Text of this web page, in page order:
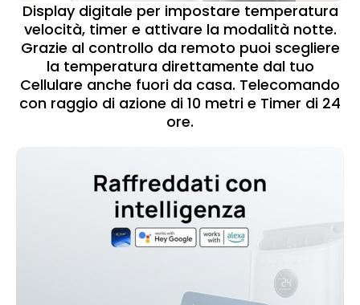
Display digitale per impostare temperatura
velocità, timer e attivare la modalità notte.
Grazie al controllo da remoto puoi scegliere
la temperatura direttamente dal tuo
Cellulare anche fuori da casa. Telecomando
con raggio di azione di 10 metri e Timer di 24
ore.